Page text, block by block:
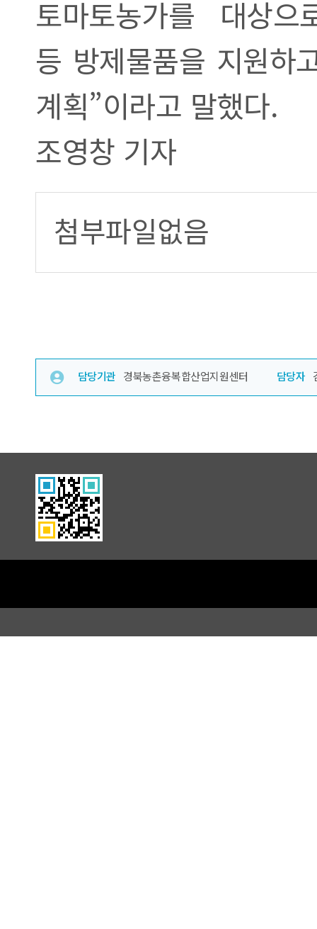
토마토농가를 대상으
등 방제물품을 지원하
계획”이라고 말했다.
조영창 기자
첨부파일없음
담당기관 경북농촌융복합산업지원센터 담당자